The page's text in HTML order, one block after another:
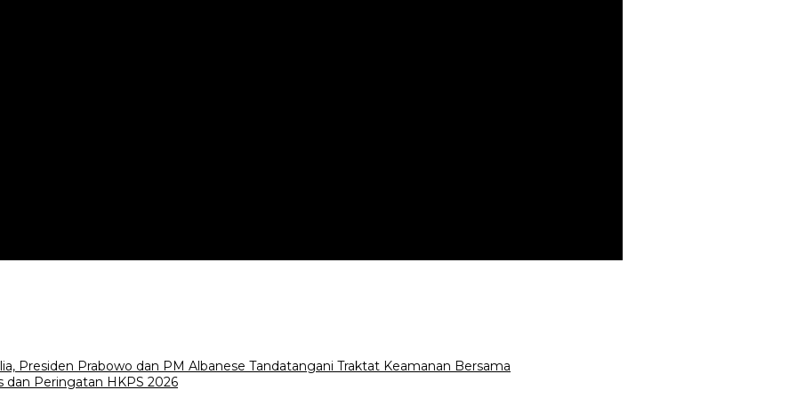
Presiden Prabowo dan PM Albanese Tandatangani Traktat Keamanan Bersama
dan Peringatan HKPS 2026